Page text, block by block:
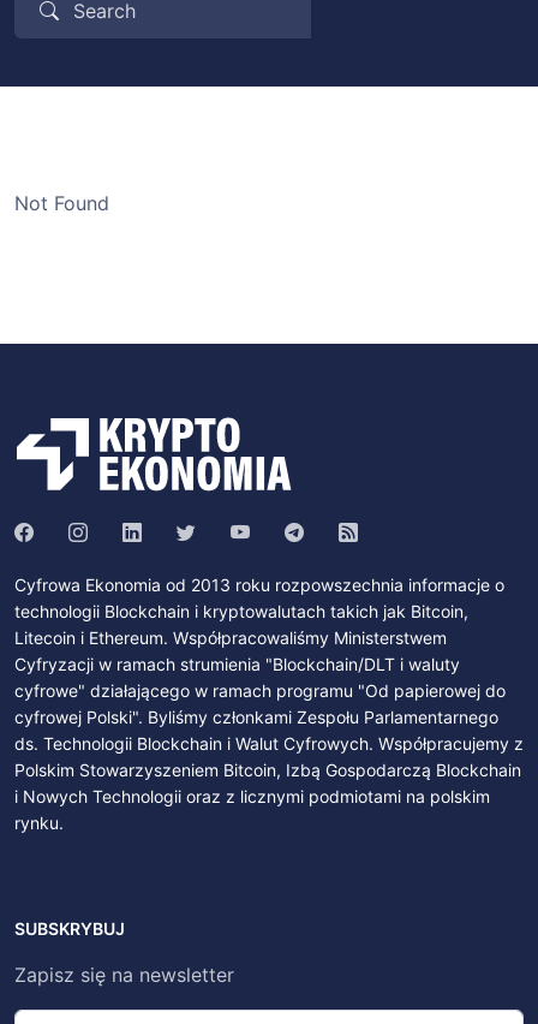
Not Found
Cyfrowa Ekonomia od 2013 roku rozpowszechnia informacje o
technologii Blockchain i kryptowalutach takich jak Bitcoin,
Litecoin i Ethereum. Współpracowaliśmy Ministerstwem
Cyfryzacji w ramach strumienia "Blockchain/DLT i waluty
cyfrowe" działającego w ramach programu "Od papierowej do
cyfrowej Polski". Byliśmy członkami Zespołu Parlamentarnego
ds. Technologii Blockchain i Walut Cyfrowych. Współpracujemy z
Polskim Stowarzyszeniem Bitcoin, Izbą Gospodarczą Blockchain
i Nowych Technologii oraz z licznymi podmiotami na polskim
rynku.
SUBSKRYBUJ
Zapisz się na newsletter